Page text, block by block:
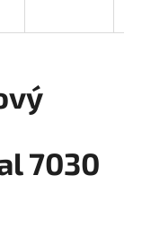
7030